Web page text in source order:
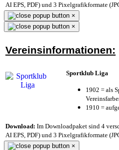
AI EPS, PDF) und 3 Pixelgrafikformate
×
×
Vereinsinformationen:
Sportklub Liga
1902 = als
1910 =
Download: Im Downloadpaket sind 4
AI EPS, PDF) und 3 Pixelgrafikformate
×